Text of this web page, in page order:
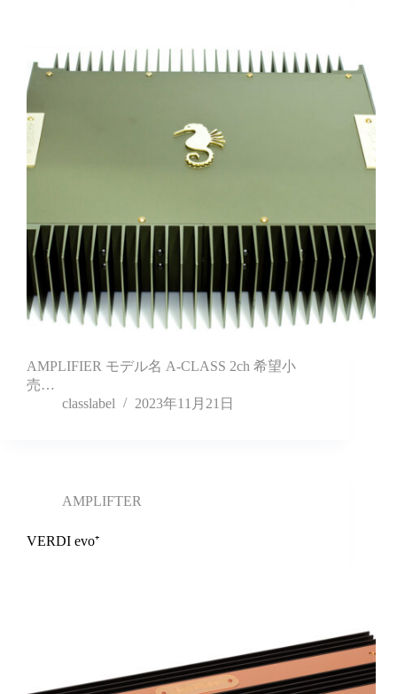
AMPLIFIER モデル名 A-CLASS 2ch 希望小
売…
classlabel
2023年11月21日
AMPLIFTER
VERDI evo⁺